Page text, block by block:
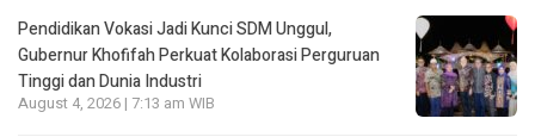
Pendidikan Vokasi Jadi Kunci SDM Unggul,
Gubernur Khofifah Perkuat Kolaborasi Perguruan
Tinggi dan Dunia Industri
August 4, 2026 | 7:13 am WIB